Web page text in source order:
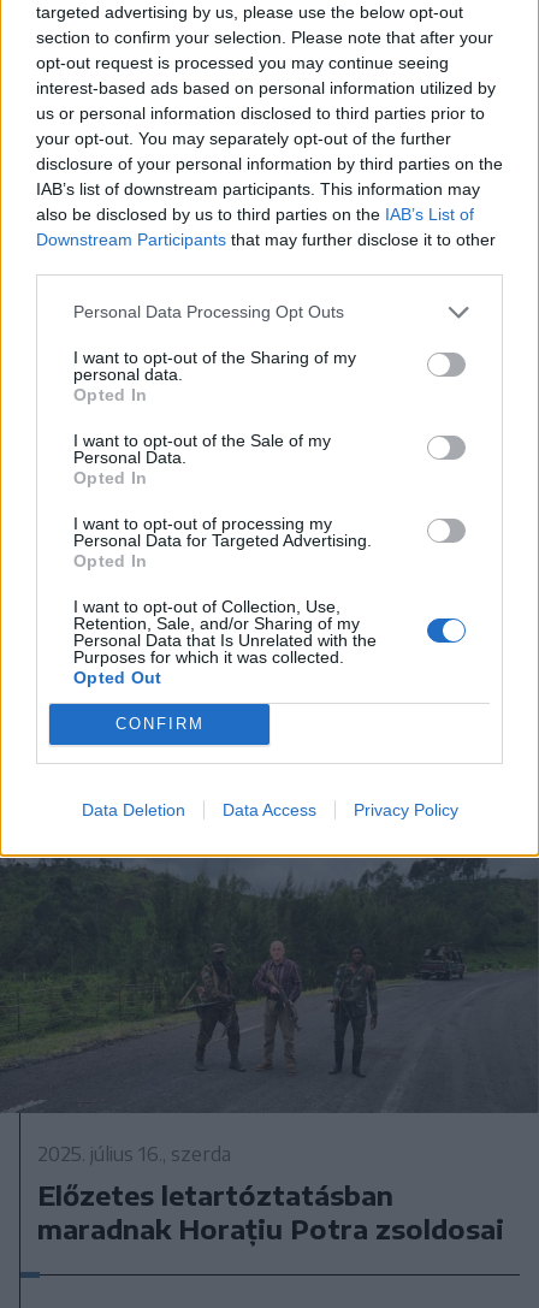
targeted advertising by us, please use the below opt-out
section to confirm your selection. Please note that after your
opt-out request is processed you may continue seeing
interest-based ads based on personal information utilized by
us or personal information disclosed to third parties prior to
your opt-out. You may separately opt-out of the further
disclosure of your personal information by third parties on the
IAB’s list of downstream participants. This information may
also be disclosed by us to third parties on the IAB’s List of
Downstream Participants that may further disclose it to other
Personal Data Processing Opt Outs
I want to opt-out of the Sharing of my
personal data.
Opted In
I want to opt-out of the Sale of my
Personal Data.
Opted In
I want to opt-out of processing my
Personal Data for Targeted Advertising.
Opted In
I want to opt-out of Collection, Use,
Retention, Sale, and/or Sharing of my
Personal Data that Is Unrelated with the
Purposes for which it was collected.
Opted Out
CONFIRM
Data Deletion Data Access Privacy Policy
2025. augusztus 07., csütörtök
Parajdi bányakatasztrófa: újabb
bizonyítékokat csatoltak a legfőbb
ügyészséghez benyújtott bűnvádi
feljelentéshez
2025. augusztus 04., hétfő
Beidézték Călin Georgescut a
zsoldosvezér ügyében
2025. július 16., szerda
Előzetes letartóztatásban
maradnak Horațiu Potra zsoldosai